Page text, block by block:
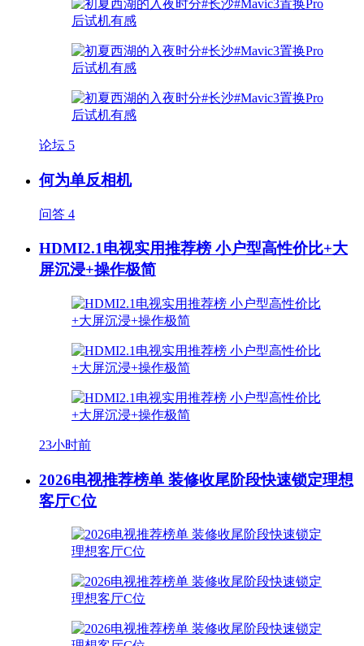
论坛 5
何为单反相机
问答 4
HDMI2.1电视实用推荐榜 小户型高性价比+大
屏沉浸+操作极简
23小时前
2026电视推荐榜单 装修收尾阶段快速锁定理想
客厅C位